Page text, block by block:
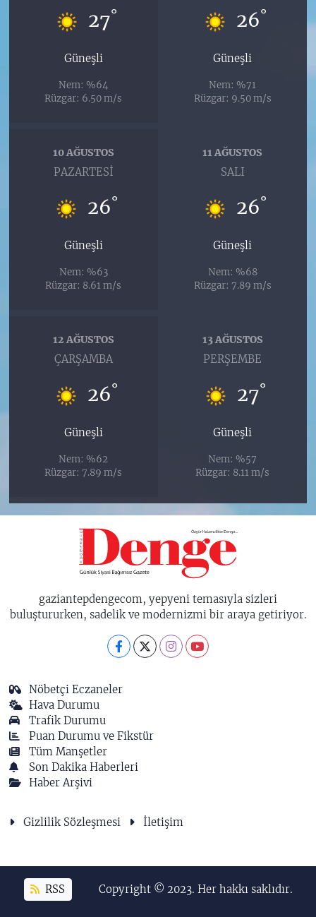
27°
Güneşli
Nem: %64
Rüzgar: 6.50 m/s
26°
Güneşli
Nem: %71
Rüzgar: 9.50 m/s
10 AĞUSTOS
PAZARTESI
26°
Güneşli
Nem: %63
Rüzgar: 8.61 m/s
11 AĞUSTOS
SALI
26°
Güneşli
Nem: %68
Rüzgar: 7.89 m/s
12 AĞUSTOS
ÇARŞAMBA
26°
Güneşli
Nem: %62
Rüzgar: 7.89 m/s
13 AĞUSTOS
PERŞEMBE
27°
Güneşli
Nem: %57
Rüzgar: 8.11 m/s
gaziantepdengecom, yepyeni temasıyla sizleri
buluştururken, sadelik ve modernizmi bir araya getiriyor.
Nöbetçi Eczaneler
Hava Durumu
Trafik Durumu
Puan Durumu ve Fikstür
Tüm Manşetler
Son Dakika Haberleri
Haber Arşivi
Gizlilik Sözleşmesi İletişim
RSS Copyright © 2023. Her hakkı saklıdır.